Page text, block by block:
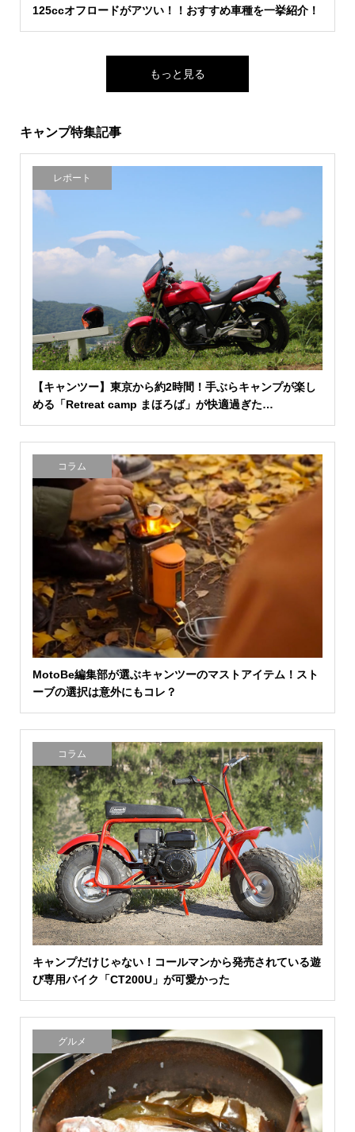
125ccオフロードがアツい！！おすすめ車種を一挙紹介！
もっと見る
キャンプ特集記事
レポート
【キャンツー】東京から約2時間！手ぶらキャンプが楽し
める「Retreat camp まほろば」が快適過ぎた…
コラム
MotoBe編集部が選ぶキャンツーのマストアイテム！スト
ーブの選択は意外にもコレ？
コラム
キャンプだけじゃない！コールマンから発売されている遊
び専用バイク「CT200U」が可愛かった
グルメ